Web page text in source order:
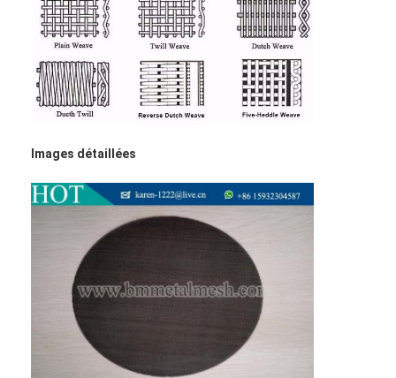
Treillis métallique tricoté
panier de gabions en pierre
Mesh en métal architectural
Écran à chaînes en aluminium de mouche
Filtre pour écran d'ordinateur de Johnson
barrière de maille en métal
Réseau de ruche
Images détaillées